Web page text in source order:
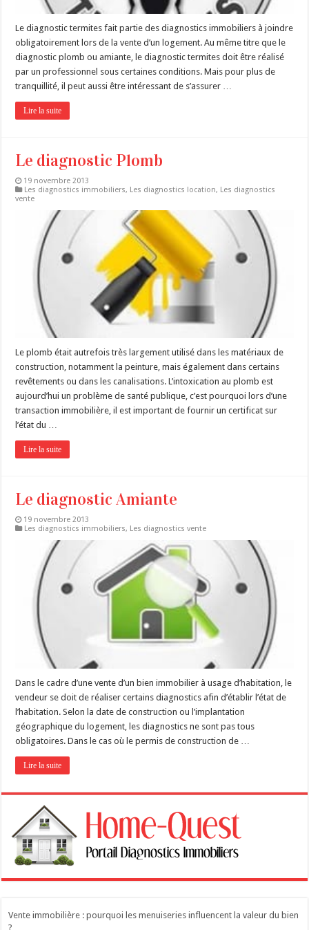
Le diagnostic termites fait partie des diagnostics immobiliers à joindre
obligatoirement lors de la vente d’un logement. Au même titre que le
diagnostic plomb ou amiante, le diagnostic termites doit être réalisé
par un professionnel sous certaines conditions. Mais pour plus de
tranquillité, il peut aussi être intéressant de s’assurer …
Lire la suite
Le diagnostic Plomb
19 novembre 2013
Les diagnostics immobiliers, Les diagnostics location, Les diagnostics
vente
Le plomb était autrefois très largement utilisé dans les matériaux de
construction, notamment la peinture, mais également dans certains
revêtements ou dans les canalisations. L’intoxication au plomb est
aujourd’hui un problème de santé publique, c’est pourquoi lors d’une
transaction immobilière, il est important de fournir un certificat sur
l’état du …
Lire la suite
Le diagnostic Amiante
19 novembre 2013
Les diagnostics immobiliers, Les diagnostics vente
Dans le cadre d’une vente d’un bien immobilier à usage d’habitation, le
vendeur se doit de réaliser certains diagnostics afin d’établir l’état de
l’habitation. Selon la date de construction ou l’implantation
géographique du logement, les diagnostics ne sont pas tous
obligatoires. Dans le cas où le permis de construction de …
Lire la suite
Vente immobilière : pourquoi les menuiseries influencent la valeur du bien
?